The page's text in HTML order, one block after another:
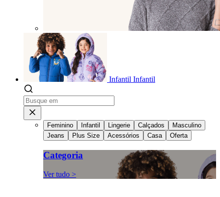
Infantil Infantil
Feminino Infantil Lingerie Calçados
Masculino
Jeans
Plus Size Acessórios Casa Oferta
Categoria
Ver tudo >